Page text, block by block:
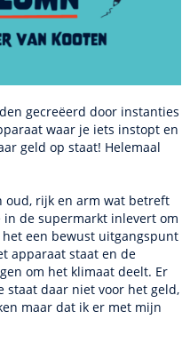
gecreëerd door instanties
waar je iets instopt en
geld op staat! Helemaal
oud, rijk en arm wat betreft
de supermarkt inlevert om
een bewust uitgangspunt
apparaat staat en de
om het klimaat deelt. Er
staat daar niet voor het geld,
maar dat ik er met mijn